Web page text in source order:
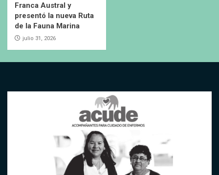
Franca Austral y
presentó la nueva Ruta
de la Fauna Marina
julio 31, 2026